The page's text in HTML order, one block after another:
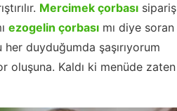
Mercimek çorbası sipariş
ezogelin çorbası mı diye soran
duyduğumda şaşırıyorum
oluşuna. Kaldı ki menüde zaten